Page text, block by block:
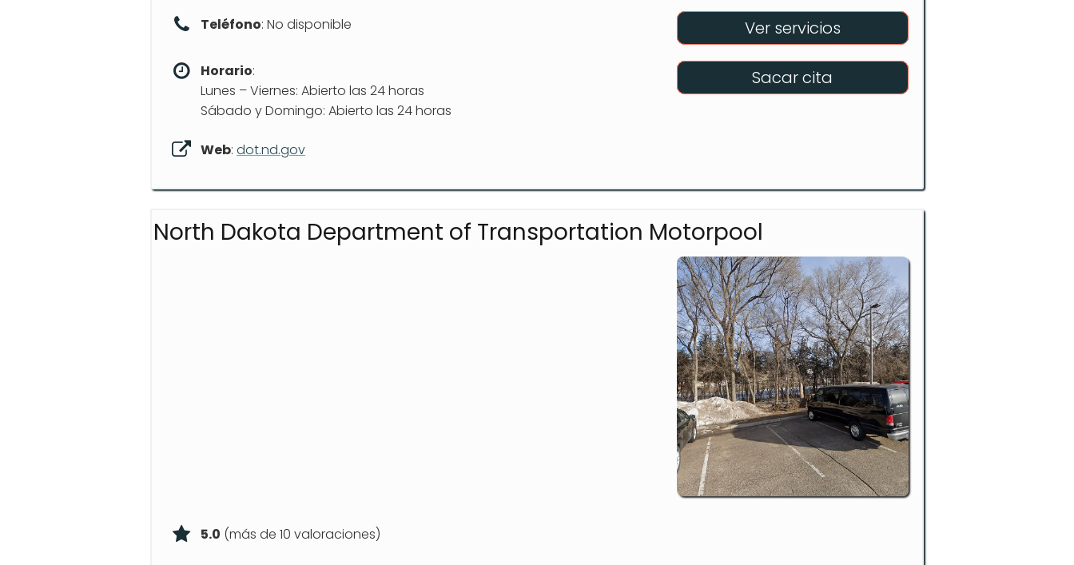
Teléfono: No disponible
Horario:
Lunes – Viernes: Abierto las 24 horas
Sábado y Domingo: Abierto las 24 horas
Web: dot.nd.gov
Ver servicios
Sacar cita
North Dakota Department of Transportation Motorpool
5.0 (más de 10 valoraciones)